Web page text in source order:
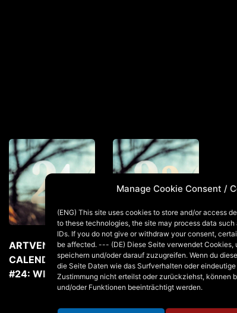
Manage Cookie Consent /
(ENG) This site uses cookies to store and/or access
to these technologies, the site may process data
IDs. If you do not give or withdraw your consent,
be affected. --- (DE) Diese Seite verwendet Cookies,
speichern und/oder darauf zuzugreifen. Wenn du
die Seite Daten wie das Surfverhalten oder
Zustimmung nicht erteilst oder zurückziehst, können
und/oder Funktionen beeinträchtigt werden.
ARTVENT
CALENDAR DOOR
#24: WILLOW
ARTVENT
CALENDAR DOOR
#23: XYLESTE